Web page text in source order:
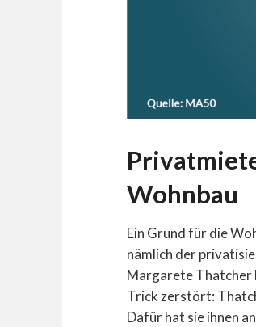
Wohnbau
Ein Grund für die
nämlich der
Margarete Thatcher
Trick zerstört:
Dafür hat sie ihnen